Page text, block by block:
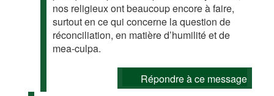
nos religieux ont beaucoup encore à faire,
surtout en ce qui concerne la question de
réconciliation, en matière d’humilité et de
mea-culpa.
Répondre à ce message